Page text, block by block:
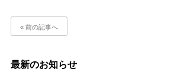
« 前の記事へ
最新のお知らせ